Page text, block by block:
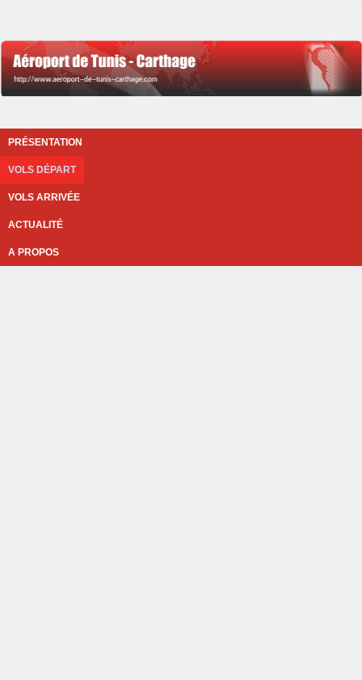
PRÉSENTATION
VOLS DÉPART
VOLS ARRIVÉE
ACTUALITÉ
A PROPOS